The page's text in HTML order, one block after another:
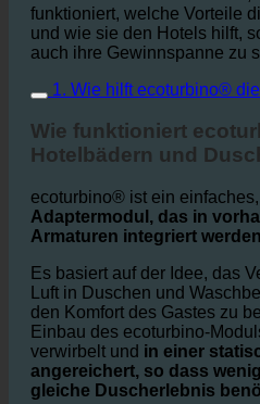
In diesem Artikel wird erklärt,
funktioniert, welche Vorteile
und wie sie den Hotels hilft,
Wie funktioniert
ecoturbino® ist ein
Adaptermodul, das in
Es basiert auf der Idee, das
Luft in Duschen und
den Komfort des Gastes zu
Einbau des ecoturbino-
verwirbelt und in einer
angereichert, so dass